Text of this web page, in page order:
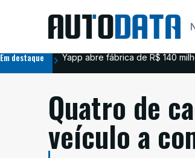
Em destaque Yapp abre fábrica de R$ 140
Quatro de
veículo a